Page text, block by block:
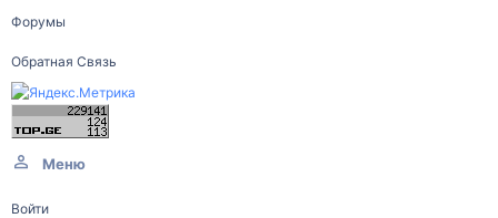
Форумы
Обратная Связь
Меню
Войти